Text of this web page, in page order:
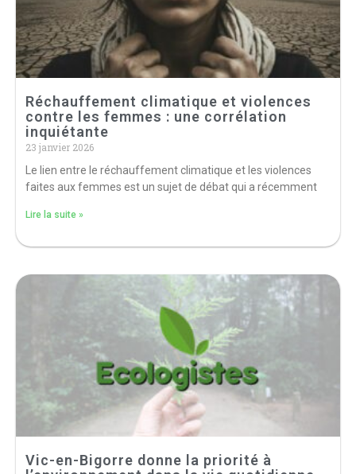
Réchauffement climatique et violences
contre les femmes : une corrélation
inquiétante
23 janvier 2026
Le lien entre le réchauffement climatique et les violences
faites aux femmes est un sujet de débat qui a récemment
Lire la suite »
Vic-en-Bigorre donne la priorité à